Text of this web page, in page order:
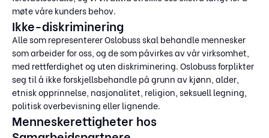
møte våre kunders behov.
Ikke-diskriminering
Alle som representerer Oslobuss skal behandle mennesker
som arbeider for oss, og de som påvirkes av vår virksomhet,
med rettferdighet og uten diskriminering. Oslobuss forplikter
seg til å ikke forskjellsbehandle på grunn av kjønn, alder,
etnisk opprinnelse, nasjonalitet, religion, seksuell legning,
politisk overbevisning eller lignende.
Menneskerettigheter hos